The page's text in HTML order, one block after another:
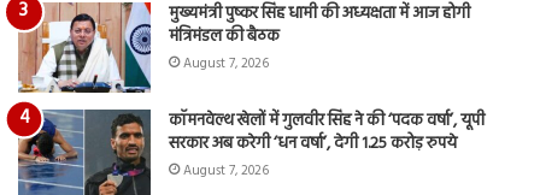
मुख्यमंत्री पुष्कर सिंह धामी की अध्यक्षता में आज होगी
मंत्रिमंडल की बैठक
August 7, 2026
कॉमनवेल्थ खेलों में गुलवीर सिंह ने की ‘पदक वर्षा’, यूपी
सरकार अब करेगी ‘धन वर्षा’, देगी 1.25 करोड़ रुपये
August 7, 2026